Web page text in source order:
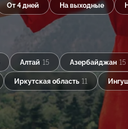
От 4 дней На выходные
Алтай 15 Азербайджан 15
Иркутская область 11